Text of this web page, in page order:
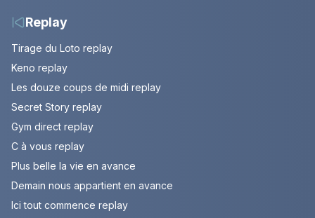
Replay
Tirage du Loto replay
Keno replay
Les douze coups de midi replay
Secret Story replay
Gym direct replay
C à vous replay
Plus belle la vie en avance
Demain nous appartient en avance
Ici tout commence replay